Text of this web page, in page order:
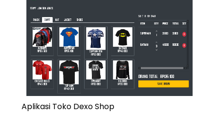
Aplikasi Toko Dexo Shop